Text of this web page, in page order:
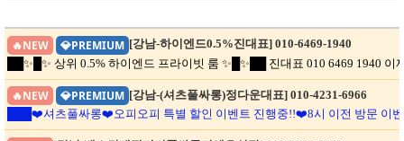
🔥NEW 💎PREMIUM [강남-하이엔드0.5%진대표] 010-6469-1940
██✨█✨ 상위 0.5% 하이엔드 프라이빗 룸 ✨█✨██ 진대표 010 6469 1940
🔥NEW 💎PREMIUM [강남-(셔츠풀싸롱)정다운대표] 010-4231-6966
███❤️셔츠풀싸롱❤️오피오피 특별 할인 이벤트 진행중!!❤️8시 이전 방문